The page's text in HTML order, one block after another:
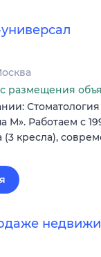
размещения
М». Работаем с
(3 кресла),